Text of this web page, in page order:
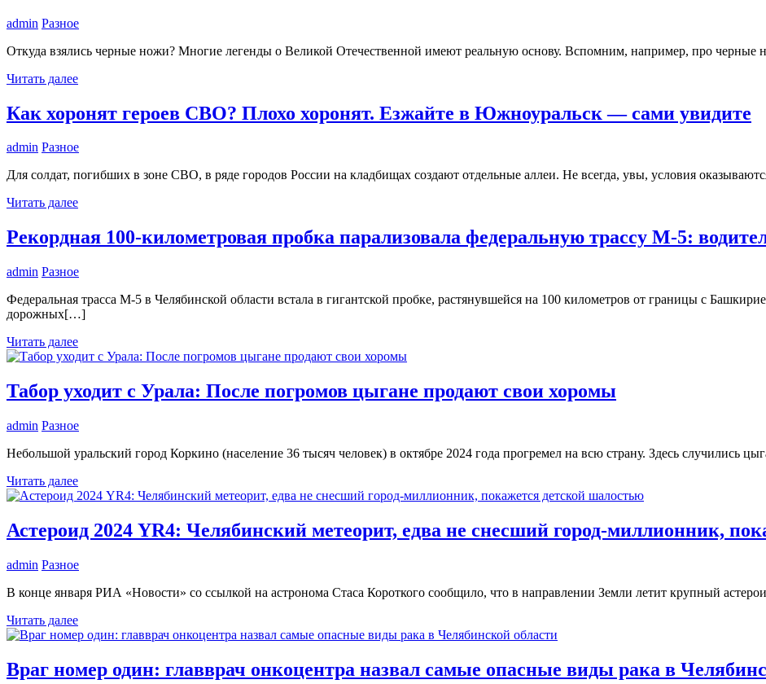
admin Разное
Откуда взялись черные ножи? Многие легенды о Великой Отечественной имеют реальную основу. Вспомним, например, про черные
Читать далее
Как хоронят героев СВО? Плохо хоронят. Езжайте в Южноуральск — сами увидите
admin Разное
Для солдат, погибших в зоне СВО, в ряде городов России на кладбищах создают отдельные аллеи. Не всегда, увы, условия
Читать далее
Рекордная 100-километровая пробка парализовала федеральную трассу М-5:
admin Разное
Федеральная трасса М-5 в Челябинской области встала в гигантской пробке, растянувшейся на 100 километров от границы с
дорожных[…]
Читать далее
Табор уходит с Урала: После погромов цыгане продают свои хоромы
admin Разное
Небольшой уральский город Коркино (население 36 тысяч человек) в октябре 2024 года прогремел на всю страну. Здесь случились
Читать далее
Астероид 2024 YR4: Челябинский метеорит, едва не снесший город-миллионник,
admin Разное
В конце января РИА «Новости» со ссылкой на астронома Стаса Короткого сообщило, что в направлении Земли летит крупный
Читать далее
Враг номер один: главврач онкоцентра назвал самые опасные виды рака в